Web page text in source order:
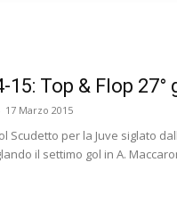
15: Top & Flop
17 Marzo 2015
Scudetto per la Juve siglato
il settimo gol in A.